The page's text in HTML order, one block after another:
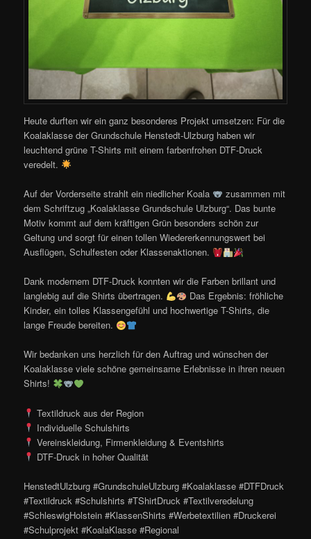
Heute durften wir ein ganz besonderes Projekt umsetzen: Für die
Koalaklasse der Grundschule Henstedt-Ulzburg haben wir
leuchtend grüne T-Shirts mit einem farbenfrohen DTF-Druck
veredelt.
Auf der Vorderseite strahlt ein niedlicher Koala
zusammen mit
dem Schriftzug „Koalaklasse Grundschule Ulzburg“. Das bunte
Motiv kommt auf dem kräftigen Grün besonders schön zur
Geltung und sorgt für einen tollen Wiedererkennungswert bei
Ausflügen, Schulfesten oder Klassenaktionen.
Dank modernem DTF-Druck konnten wir die Farben brillant und
langlebig auf die Shirts übertragen.
Das Ergebnis: fröhliche
Kinder, ein tolles Klassengefühl und hochwertige T-Shirts, die
lange Freude bereiten.
Wir bedanken uns herzlich für den Auftrag und wünschen der
Koalaklasse viele schöne gemeinsame Erlebnisse in ihren neuen
Shirts!
Textildruck aus der Region
Individuelle Schulshirts
Vereinskleidung, Firmenkleidung & Eventshirts
DTF-Druck in hoher Qualität
HenstedtUlzburg #GrundschuleUlzburg #Koalaklasse #DTFDruck
#Textildruck #Schulshirts #TShirtDruck #Textilveredelung
#SchleswigHolstein #KlassenShirts #Werbetextilien #Druckerei
#Schulprojekt #KoalaKlasse #Regional